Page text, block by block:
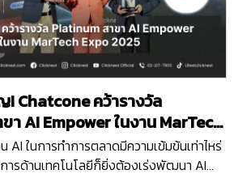
Chatcone คว้ารางวัล
า AI Empower ในงาน MarTech
AI ในการทำการตลาดมีความเข้มข้นเท่าไหร่
ารด้านเทคโนโลยีก็ยิ่งต้องเร่งพัฒนา AI